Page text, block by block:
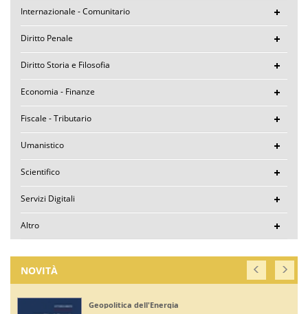
Internazionale - Comunitario
Diritto Penale
Diritto Storia e Filosofia
Economia - Finanze
Fiscale - Tributario
Umanistico
Scientifico
Servizi Digitali
Altro
NOVITÀ
Geopolitica dell'Energia